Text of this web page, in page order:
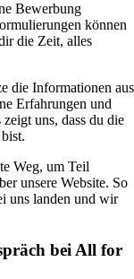
Bewerbung
können
die Zeit, alles
die Informationen aus
Erfahrungen und
uns, dass du die
Weg, um Teil
unsere Website. So
uns landen und wir
bei All for